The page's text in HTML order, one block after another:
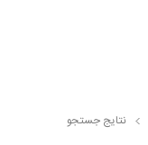
نتایج جستجو